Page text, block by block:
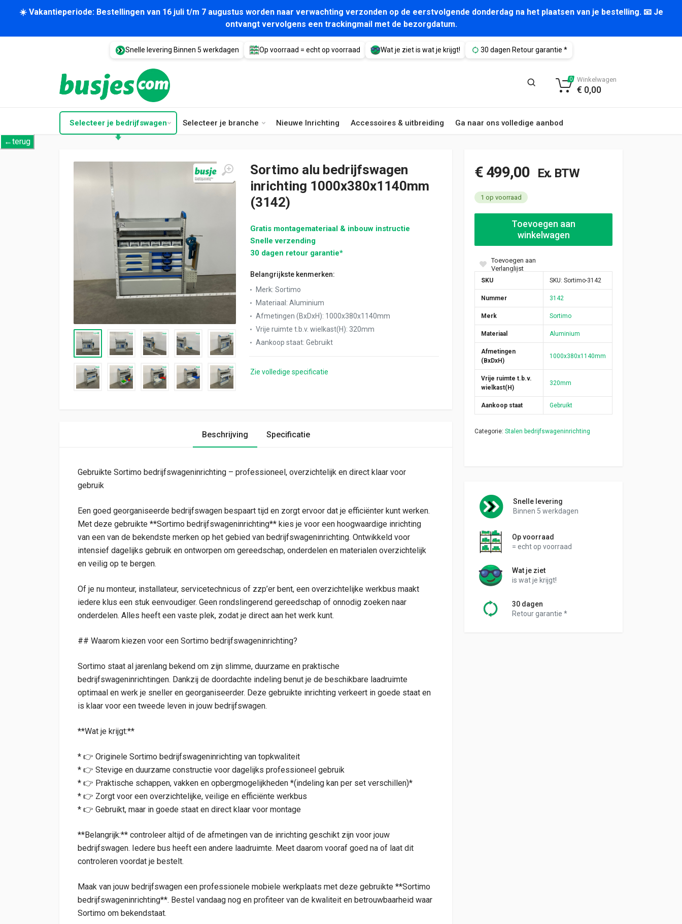
☀️ Vakantieperiode: Bestellingen van 16 juli t/m 7 augustus worden naar verwachting verzonden op de eerstvolgende donderdag na het plaatsen van je bestelling. 📧 Je
ontvangt vervolgens een trackingmail met de bezorgdatum.
Snelle levering Binnen 5 werkdagen Op voorraad = echt op voorraad Wat je ziet is wat je krijgt! 30 dagen Retour garantie *
Selecteer je bedrijfswagen Selecteer je branche Nieuwe Inrichting Accessoires & uitbreiding Ga naar ons volledige aanbod
0 Winkelwagen
€ 0,00
←terug
Sortimo alu bedrijfswagen
inrichting 1000x380x1140mm
(3142)
Gratis montagemateriaal & inbouw instructie
Snelle verzending
30 dagen retour garantie*
Belangrijkste kenmerken:
Merk: Sortimo
Materiaal : Aluminium
Afmetingen (BxDxH): 1000x380x1140mm
Vrije ruimte t.b.v. wielkast(H): 320mm
Aankoop staat: Gebruikt
Zie volledige specificatie
€499,00 Ex. BTW
1 op voorraad
Sortimo alu bedrijfswagen inrichting 1000x380x1140mm
Toevoegen aan
winkelwagen
Toevoegen aan
Verlanglijst
SKU SKU: Sortimo-3142
Nummer 3142
Merk Sortimo
Materiaal Aluminium
Afmetingen
(BxDxH)
1000x380x1140mm
Vrije ruimte t.b.v.
wielkast(H)
320mm
Aankoop staat Gebruikt
Categorie: Stalen bedrijfswageninrichting
Snelle levering
Binnen 5 werkdagen
Op voorraad
= echt op voorraad
Wat je ziet
is wat je krijgt!
30 dagen
Retour garantie *
Beschrijving Specificatie
Gebruikte Sortimo bedrijfswageninrichting – professioneel, overzichtelijk en direct klaar voor
gebruik
Een goed georganiseerde bedrijfswagen bespaart tijd en zorgt ervoor dat je efficiënter kunt werken.
Met deze gebruikte **Sortimo bedrijfswageninrichting** kies je voor een hoogwaardige inrichting
van een van de bekendste merken op het gebied van bedrijfswageninrichting. Ontwikkeld voor
intensief dagelijks gebruik en ontworpen om gereedschap, onderdelen en materialen overzichtelijk
en veilig op te bergen.
Of je nu monteur, installateur, servicetechnicus of zzp’er bent, een overzichtelijke werkbus maakt
iedere klus een stuk eenvoudiger. Geen rondslingerend gereedschap of onnodig zoeken naar
onderdelen. Alles heeft een vaste plek, zodat je direct aan het werk kunt.
## Waarom kiezen voor een Sortimo bedrijfswageninrichting?
Sortimo staat al jarenlang bekend om zijn slimme, duurzame en praktische
bedrijfswageninrichtingen. Dankzij de doordachte indeling benut je de beschikbare laadruimte
optimaal en werk je sneller en georganiseerder. Deze gebruikte inrichting verkeert in goede staat en
is klaar voor een tweede leven in jouw bedrijfswagen.
**Wat je krijgt:**
* 👉 Originele Sortimo bedrijfswageninrichting van topkwaliteit
* 👉 Stevige en duurzame constructie voor dagelijks professioneel gebruik
* 👉 Praktische schappen, vakken en opbergmogelijkheden *(indeling kan per set verschillen)*
* 👉 Zorgt voor een overzichtelijke, veilige en efficiënte werkbus
* 👉 Gebruikt, maar in goede staat en direct klaar voor montage
**Belangrijk:** controleer altijd of de afmetingen van de inrichting geschikt zijn voor jouw
bedrijfswagen. Iedere bus heeft een andere laadruimte. Meet daarom vooraf goed na of laat dit
controleren voordat je bestelt.
Maak van jouw bedrijfswagen een professionele mobiele werkplaats met deze gebruikte **Sortimo
bedrijfswageninrichting**. Bestel vandaag nog en profiteer van de kwaliteit en betrouwbaarheid waar
Sortimo om bekendstaat.